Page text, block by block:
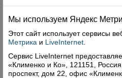
Мы используем Яндекс
Этот сайт использует сервисы
Метрика и LiveInternet
Сервис LiveInternet
«Клименко и Ко», 121151,
проспект, дом 22, офис